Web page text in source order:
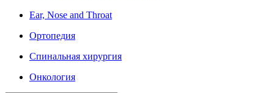
Ear, Nose and Throat
Ортопедия
Спинальная хирургия
Онкология